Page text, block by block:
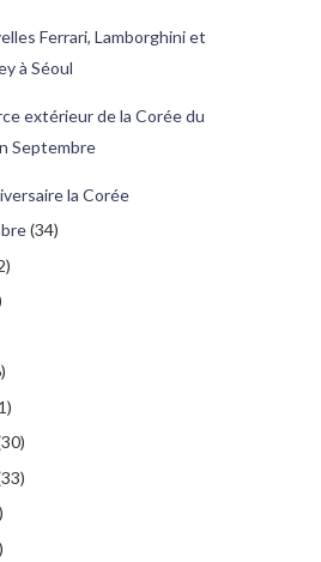
Ferrari, Lamborghini et
à Séoul
extérieur de la Corée du
Septembre
la Corée
(34)